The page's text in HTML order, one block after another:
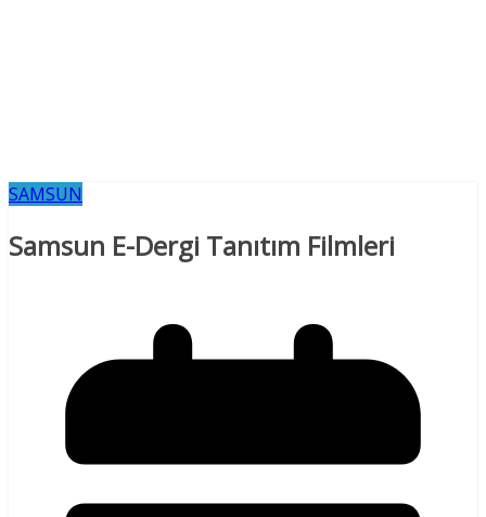
SAMSUN
Samsun E-Dergi Tanıtım Filmleri